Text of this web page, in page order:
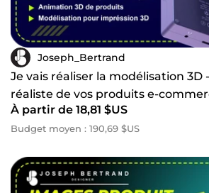
Joseph_Bertrand
Je vais réaliser la modélisation 3D
réaliste de vos produits e-
À partir de 18,81 $US
Budget moyen : 190,69 $US